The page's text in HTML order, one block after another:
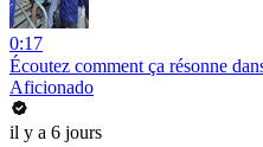
0:17
Écoutez comment ça résonne
Aficionado
il y a 6 jours